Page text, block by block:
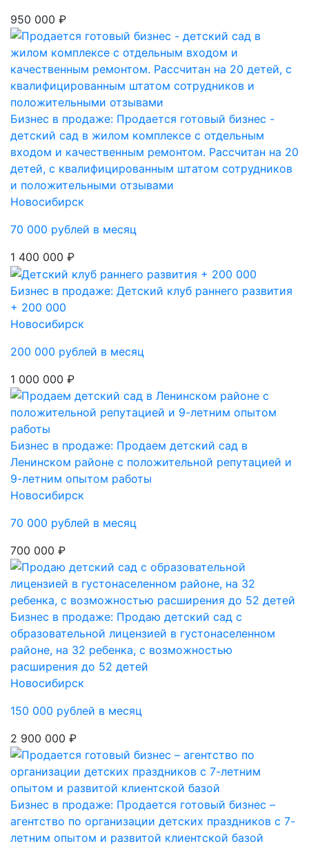
950 000 ₽
Бизнес в продаже: Продается готовый бизнес -
детский сад в жилом комплексе с отдельным
входом и качественным ремонтом. Рассчитан на 20
детей, с квалифицированным штатом сотрудников
и положительными отзывами
Новосибирск
70 000 рублей в месяц
1 400 000 ₽
Бизнес в продаже: Детский клуб раннего развития
+ 200 000
Новосибирск
200 000 рублей в месяц
1 000 000 ₽
Бизнес в продаже: Продаем детский сад в
Ленинском районе с положительной репутацией и
9-летним опытом работы
Новосибирск
70 000 рублей в месяц
700 000 ₽
Бизнес в продаже: Продаю детский сад с
образовательной лицензией в густонаселенном
районе, на 32 ребенка, с возможностью
расширения до 52 детей
Новосибирск
150 000 рублей в месяц
2 900 000 ₽
Бизнес в продаже: Продается готовый бизнес –
агентство по организации детских праздников с 7-
летним опытом и развитой клиентской базой